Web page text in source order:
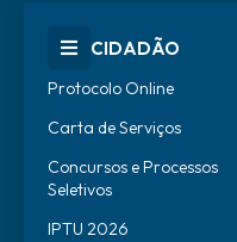
CIDADÃO
Protocolo Online
Carta de Serviços
Concursos e Processos
Seletivos
IPTU 2026